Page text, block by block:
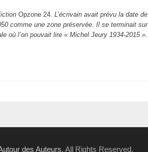
Opzone 24. L’écrivain avait prévu la date de
comme une zone préservée. Il se terminait sur
où l’on pouvait lire « Michel Jeury 1934-2015 ».
des Auteurs. All Rights Reserved.